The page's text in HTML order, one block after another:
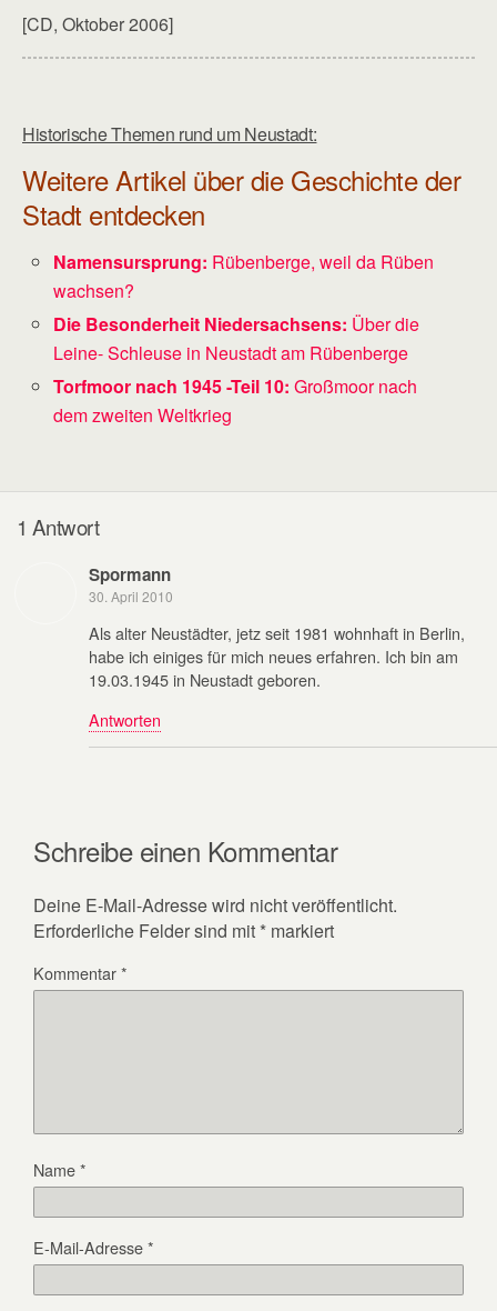
[CD, Oktober 2006]
Historische Themen rund um Neustadt:
Weitere Artikel über die Geschichte der
Stadt entdecken
Namensursprung: Rübenberge, weil da Rüben
wachsen?
Die Besonderheit Niedersachsens: Über die
Leine- Schleuse in Neustadt am Rübenberge
Torfmoor nach 1945 -Teil 10: Großmoor nach
dem zweiten Weltkrieg
1 Antwort
Spormann
30. April 2010
Als alter Neustädter, jetz seit 1981 wohnhaft in Berlin,
habe ich einiges für mich neues erfahren. Ich bin am
19.03.1945 in Neustadt geboren.
Antworten
Schreibe einen Kommentar
Deine E-Mail-Adresse wird nicht veröffentlicht.
Erforderliche Felder sind mit * markiert
Kommentar*
Name*
E-Mail-Adresse*